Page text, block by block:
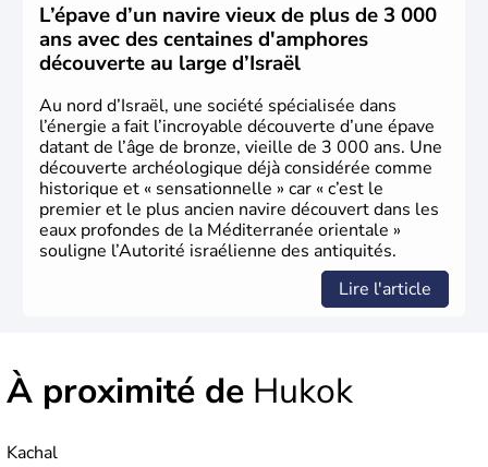
L’épave d’un navire vieux de plus de 3 000
ans avec des centaines d'amphores
découverte au large d’Israël
Au nord d’Israël, une société spécialisée dans
l’énergie a fait l’incroyable découverte d’une épave
datant de l’âge de bronze, vieille de 3 000 ans. Une
découverte archéologique déjà considérée comme
historique et « sensationnelle » car « c’est le
premier et le plus ancien navire découvert dans les
eaux profondes de la Méditerranée orientale »
souligne l’Autorité israélienne des antiquités.
Lire l'article
À proximité de Hukok
Kachal